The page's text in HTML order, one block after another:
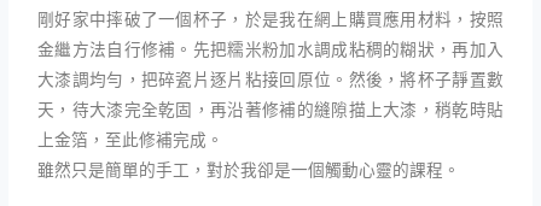
剛好家中摔破了一個杯子，於是我在網上購買應用材料，按照
金繼方法自行修補。先把糯米粉加水調成粘稠的糊狀，再加入
大漆調均勻，把碎瓷片逐片粘接回原位。然後，將杯子靜置數
天，待大漆完全乾固，再沿著修補的縫隙描上大漆，稍乾時貼
上金箔，至此修補完成。
雖然只是簡單的手工，對於我卻是一個觸動心靈的課程。